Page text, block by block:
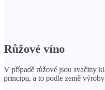
Růžové víno
V případě růžové jsou svačiny
principu, a to podle země